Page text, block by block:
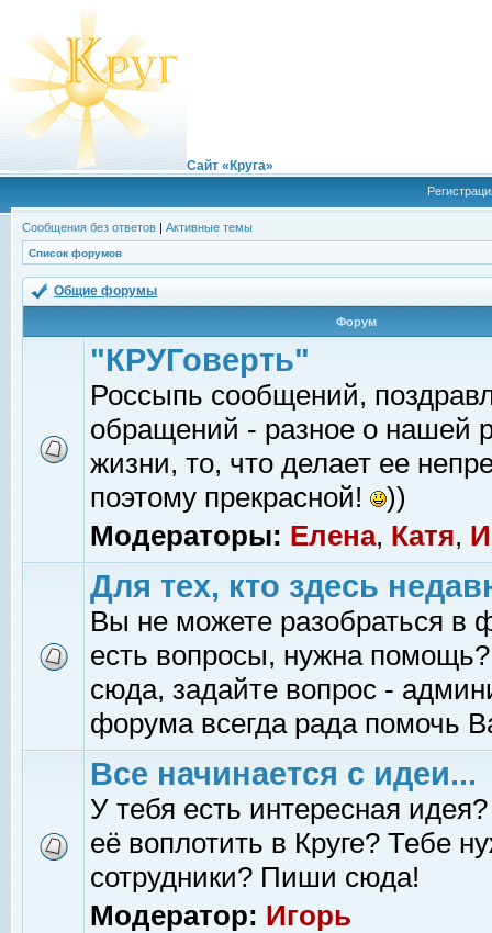
Сайт «Круга»
Сообщения без ответов | Активные темы
Список форумов
Общие форумы
Форум
"КРУГоверть"
Россыпь сообщений,
обращений - разное о нашей
жизни, то, что делает ее
поэтому прекрасной!
))
Модераторы: Елена, Катя,
Для тех, кто здесь
Вы не можете разобраться в
есть вопросы, нужна помощь?
сюда, задайте вопрос -
форума всегда рада помочь
Все начинается с идеи...
У тебя есть интересная
её воплотить в Круге? Тебе
сотрудники? Пиши сюда!
Модератор: Игорь